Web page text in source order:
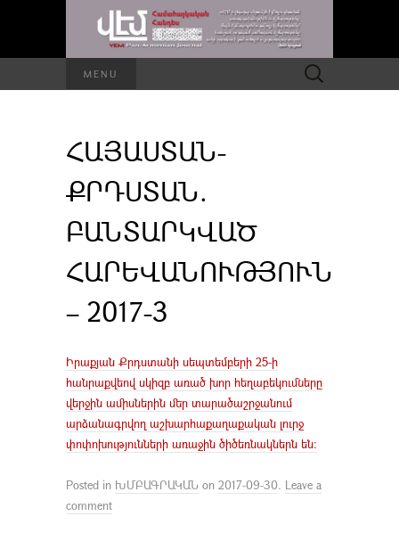
MENU Որոնել՝
ՀԱՅԱՍՏԱՆ-
ՔՐԴՍՏԱՆ.
ԲԱՆՏԱՐԿՎԱԾ
ՀԱՐԵՎԱՆՈՒԹՅՈՒՆ
– 2017-3
Իրաքյան Քրդստանի սեպտեմբերի 25-ի
հանրաքվեով սկիզբ առած խոր հեղաբեկումները
վերջին ամիսներին մեր տարածաշրջանում
արձանագրվող աշխարհաքաղաքական լուրջ
փոփոխությունների առաջին ծիծեռնակներն են:
Posted in ԽՄԲԱԳՐԱԿԱՆ on 2017-09-30. Leave a
comment